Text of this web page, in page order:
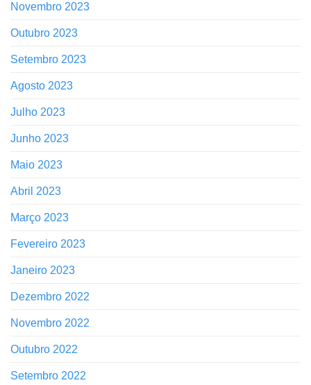
Novembro 2023
Outubro 2023
Setembro 2023
Agosto 2023
Julho 2023
Junho 2023
Maio 2023
Abril 2023
Março 2023
Fevereiro 2023
Janeiro 2023
Dezembro 2022
Novembro 2022
Outubro 2022
Setembro 2022